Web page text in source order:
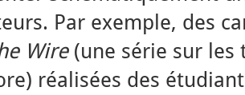
Par exemple, des
Wire(une série sur les
réalisées des